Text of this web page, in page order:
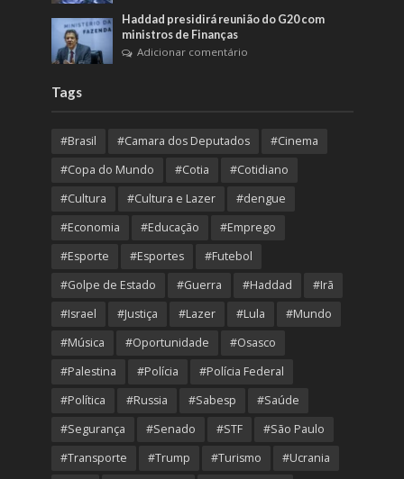
Haddad presidirá reunião do G20 com
ministros de Finanças
Adicionar comentário
Tags
#Brasil #Camara dos Deputados
#Cinema
#Copa do Mundo
#Cotia
#Cotidiano
#Cultura
#Cultura e Lazer
#dengue
#Economia
#Educação
#Emprego
#Esporte
#Esportes
#Futebol
#Golpe de Estado
#Guerra #Haddad
#Irã
#Israel
#Justiça #Lazer #Lula
#Mundo
#Música
#Oportunidade
#Osasco
#Palestina
#Polícia
#Polícia Federal
#Política
#Russia #Sabesp
#Saúde
#Segurança
#Senado #STF
#São Paulo
#Transporte
#Trump #Turismo
#Ucrania